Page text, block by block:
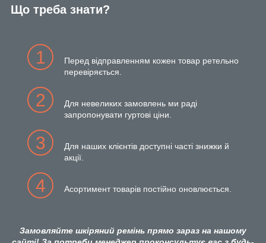
Що треба знати?
1
Перед відправленням кожен товар ретельно
перевіряється.
2
Для невеликих замовлень ми раді
запропонувати гуртові ціни.
3
Для наших клієнтів доступні часті знижки й
акції.
4 Асортимент товарів постійно оновлюється.
Замовляйте шкіряний ремінь прямо зараз на нашому